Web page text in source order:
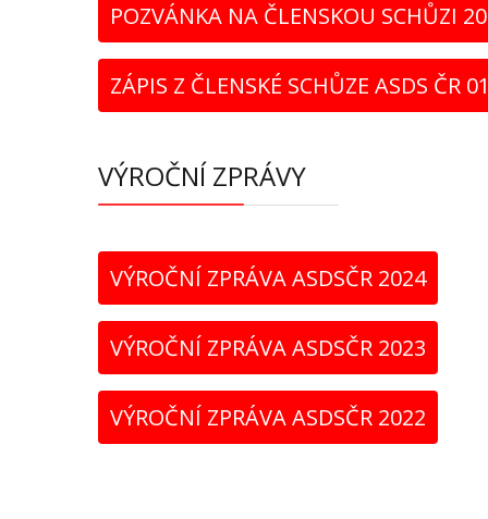
POZVÁNKA NA ČLENSKOU SCHŮZI
ZÁPIS Z ČLENSKÉ SCHŮZE ASDS ČR
VÝROČNÍ ZPRÁVY
VÝROČNÍ ZPRÁVA ASDSČR 2024
VÝROČNÍ ZPRÁVA ASDSČR 2023
VÝROČNÍ ZPRÁVA ASDSČR 2022